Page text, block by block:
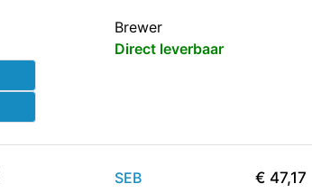
Brewer
Direct leverbaar
SEB
€ 47,17